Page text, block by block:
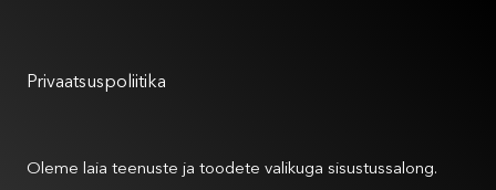
Privaatsuspoliitika
Oleme laia teenuste ja toodete valikuga sisustussalong.